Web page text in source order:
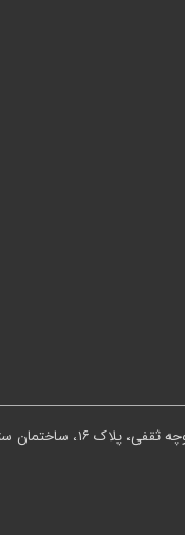
اسلامی واحد تهران غرب